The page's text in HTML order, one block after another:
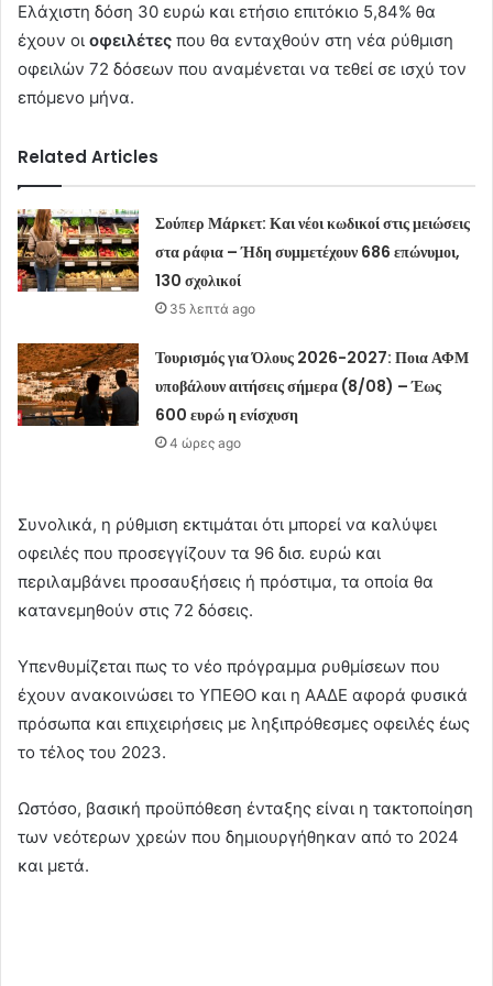
Eλάχιστη δόση 30 ευρώ και ετήσιο επιτόκιο 5,84% θα
έχουν οι οφειλέτες που θα ενταχθούν στη νέα ρύθμιση
οφειλών 72 δόσεων που αναμένεται να τεθεί σε ισχύ τον
επόμενο μήνα.
Related Articles
Σούπερ Μάρκετ: Και νέοι κωδικοί στις μειώσεις
στα ράφια – Ήδη συμμετέχουν 686 επώνυμοι,
130 σχολικοί
35 λεπτά ago
Τουρισμός για Όλους 2026-2027: Ποια ΑΦΜ
υποβάλουν αιτήσεις σήμερα (8/08) – Έως
600 ευρώ η ενίσχυση
4 ώρες ago
Συνολικά, η ρύθμιση εκτιμάται ότι μπορεί να καλύψει
οφειλές που προσεγγίζουν τα 96 δισ. ευρώ και
περιλαμβάνει προσαυξήσεις ή πρόστιμα, τα οποία θα
κατανεμηθούν στις 72 δόσεις.
Υπενθυμίζεται πως το νέο πρόγραμμα ρυθμίσεων που
έχουν ανακοινώσει το ΥΠΕΘΟ και η ΑΑΔΕ αφορά φυσικά
πρόσωπα και επιχειρήσεις με ληξιπρόθεσμες οφειλές έως
το τέλος του 2023.
Ωστόσο, βασική προϋπόθεση ένταξης είναι η τακτοποίηση
των νεότερων χρεών που δημιουργήθηκαν από το 2024
και μετά.